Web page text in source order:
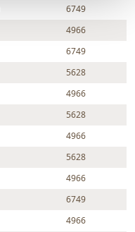
6749
4966
6749
5628
4966
5628
4966
5628
4966
6749
4966